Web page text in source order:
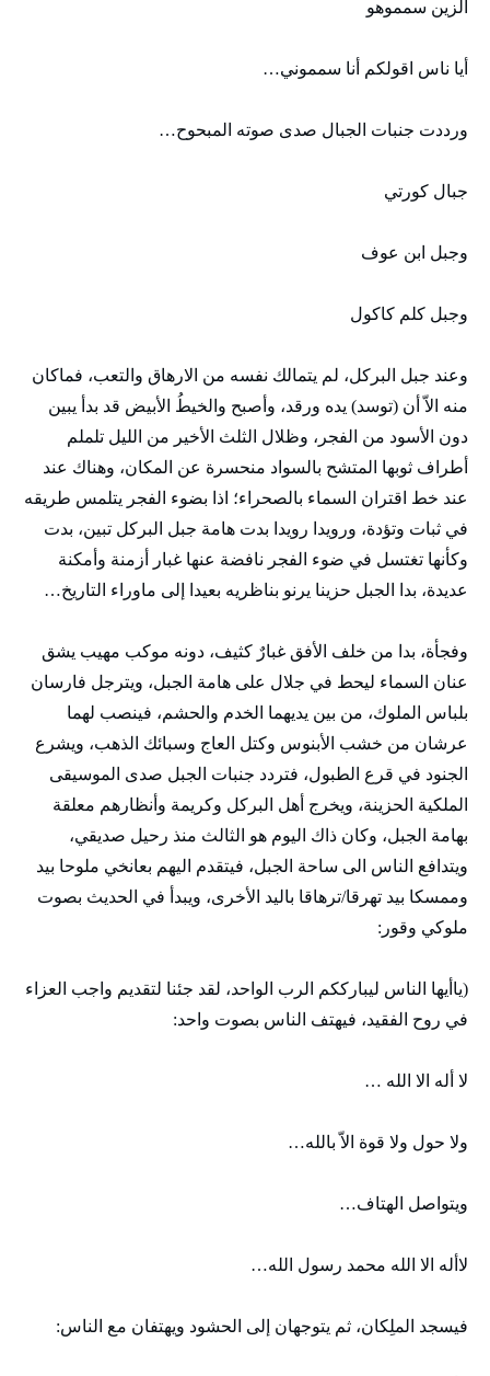
الزين سمموهو
أيا ناس اقولكم أنا سمموني…
ورددت جنبات الجبال صدى صوته المبحوح…
جبال كورتي
وجبل ابن عوف
وجبل كلم كاكول
وعند جبل البركل، لم يتمالك نفسه من الارهاق والتعب، فماكان
منه الاّ أن (توسد) يده ورقد، وأصبح والخيطُ الأبيض قد بدأ يبين
دون الأسود من الفجر، وظلال الثلث الأخير من الليل تلملم
أطراف ثوبها المتشح بالسواد منحسرة عن المكان، وهناك عند
عند خط اقتران السماء بالصحراء؛ اذا بضوء الفجر يتلمس طريقه
في ثبات وتؤدة، ورويدا رويدا بدت هامة جبل البركل تبين، بدت
وكأنها تغتسل في ضوء الفجر نافضة عنها غبار أزمنة وأمكنة
عديدة، بدا الجبل حزينا يرنو بناظريه بعيدا إلى ماوراء التاريخ…
وفجأة، بدا من خلف الأفق غبارٌ كثيف، دونه موكب مهيب يشق
عنان السماء ليحط في جلال على هامة الجبل، ويترجل فارسان
بلباس الملوك، من بين يديهما الخدم والحشم، فينصب لهما
عرشان من خشب الأبنوس وكتل العاج وسبائك الذهب، ويشرع
الجنود في قرع الطبول، فتردد جنبات الجبل صدى الموسيقى
الملكية الحزينة، ويخرج أهل البركل وكريمة وأنظارهم معلقة
بهامة الجبل، وكان ذاك اليوم هو الثالث منذ رحيل صديقي،
ويتدافع الناس الى ساحة الجبل، فيتقدم اليهم بعانخي ملوحا بيد
وممسكا بيد تهرقا/ترهاقا باليد الأخرى، ويبدأ في الحديث بصوت
ملوكي وقور:
(ياأيها الناس ليبارككم الرب الواحد، لقد جئنا لتقديم واجب العزاء
في روح الفقيد، فيهتف الناس بصوت واحد:
لا أله الا الله …
ولا حول ولا قوة الاّ بالله…
ويتواصل الهتاف…
لاأله الا الله محمد رسول الله…
فيسجد الملِكان، ثم يتوجهان إلى الحشود ويهتفان مع الناس: